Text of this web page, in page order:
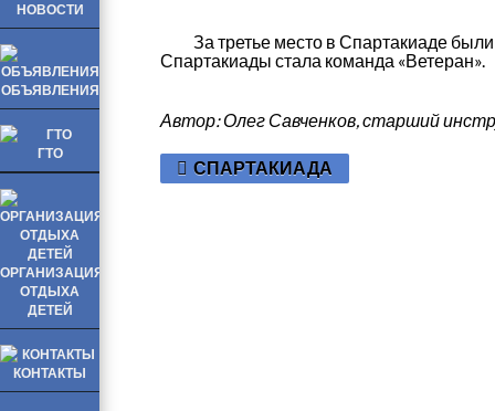
НОВОСТИ
ОБЪЯВЛЕНИЯ
ГТО
ОРГАНИЗАЦИЯ
ОТДЫХА
ДЕТЕЙ
КОНТАКТЫ
За третье место в Спартакиаде были
Спартакиады стала команда «Ветеран».
Автор: Олег Савченков, старший
СПАРТАКИАДА